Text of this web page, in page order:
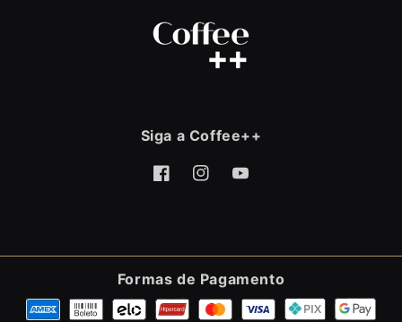
Siga a Coffee++
FacebookInstagramYouTube
Formas de Pagamento
Formas